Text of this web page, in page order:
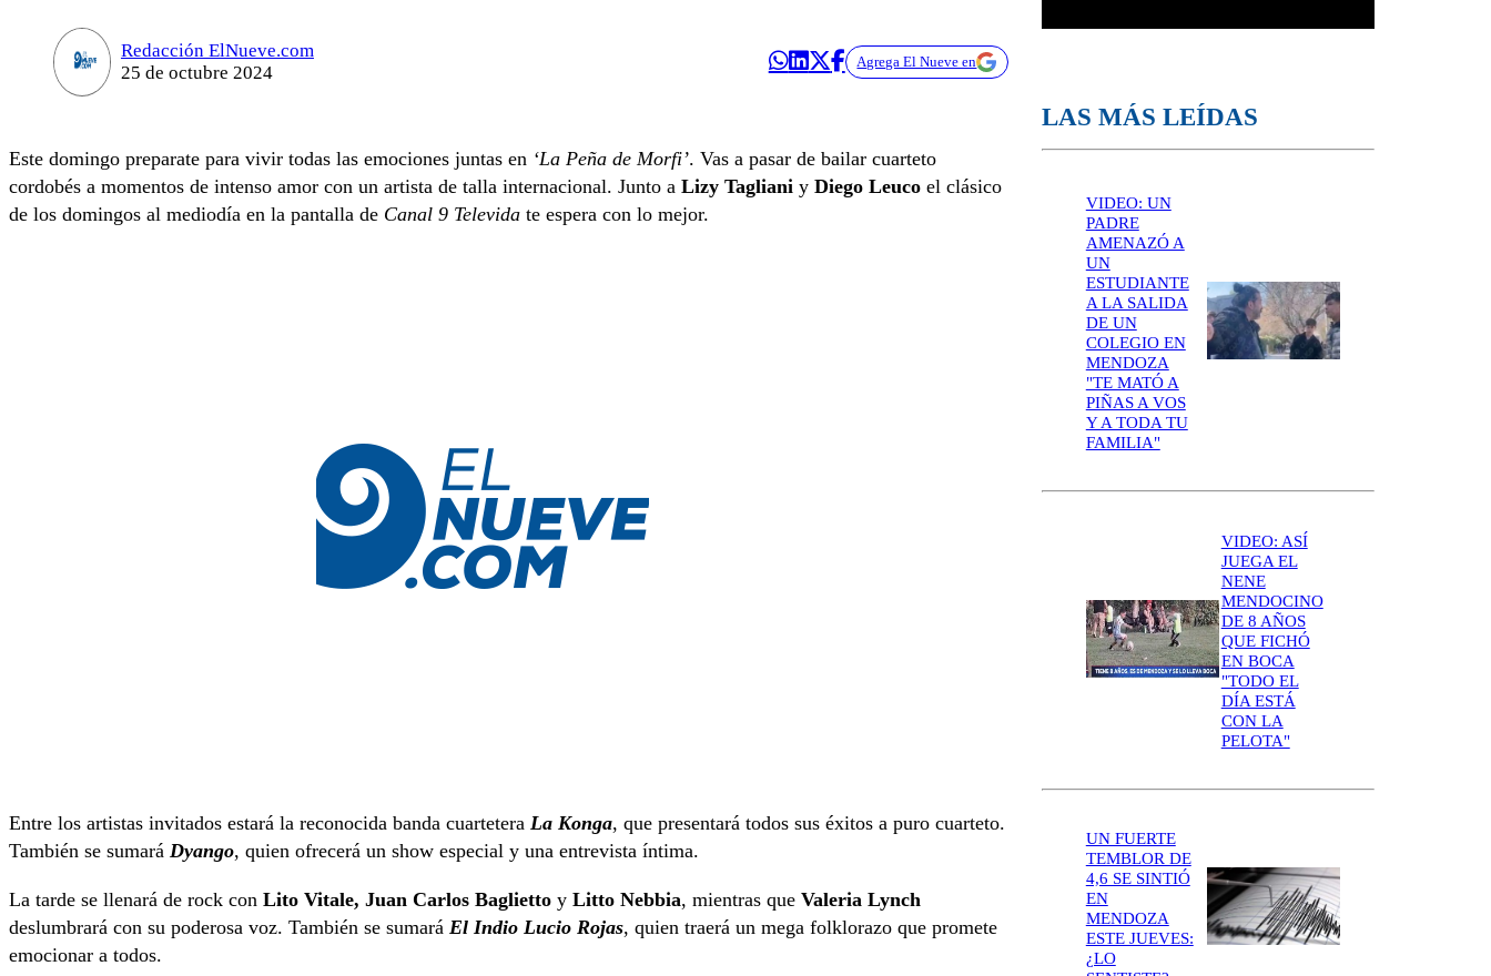
Redacción ElNueve.com
25 de octubre 2024
Agrega El Nueve en
Este domingo preparate para vivir todas las emociones juntas en ‘La Peña de Morfi’. Vas a pasar de bailar cuarteto
cordobés a momentos de intenso amor con un artista de talla internacional. Junto a Lizy Tagliani y Diego Leuco el clásico
de los domingos al mediodía en la pantalla de Canal 9 Televida te espera con lo mejor.
Entre los artistas invitados estará la reconocida banda cuartetera La Konga, que presentará todos sus éxitos a puro cuarteto.
También se sumará Dyango, quien ofrecerá un show especial y una entrevista íntima.
La tarde se llenará de rock con Lito Vitale, Juan Carlos Baglietto y Litto Nebbia, mientras que Valeria Lynch
deslumbrará con su poderosa voz. También se sumará El Indio Lucio Rojas, quien traerá un mega folklorazo que promete
emocionar a todos.
LAS MÁS LEÍDAS
VIDEO: UN
PADRE
AMENAZÓ A
UN
ESTUDIANTE
A LA SALIDA
DE UN
COLEGIO EN
MENDOZA
"TE MATÓ A
PIÑAS A VOS
Y A TODA TU
FAMILIA"
VIDEO: ASÍ
JUEGA EL
NENE
MENDOCINO
DE 8 AÑOS
QUE FICHÓ
EN BOCA
"TODO EL
DÍA ESTÁ
CON LA
PELOTA"
UN FUERTE
TEMBLOR DE
4,6 SE SINTIÓ
EN
MENDOZA
ESTE JUEVES:
¿LO